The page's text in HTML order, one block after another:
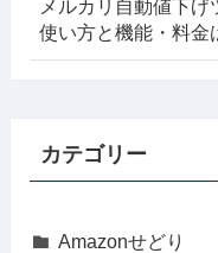
メルカリ自動値下
使い方と機能・料金
カテゴリー
Amazonせどり